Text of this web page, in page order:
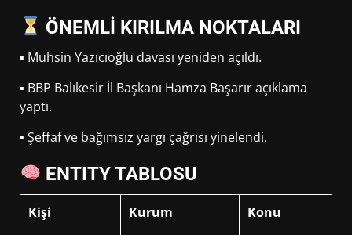
ÖNEMLİ KIRILMA NOKTALARI
▪ Muhsin Yazıcıoğlu davası yeniden açıldı.
▪ BBP Balıkesir İl Başkanı Hamza Başarır açıklama
yaptı.
▪ Şeffaf ve bağımsız yargı çağrısı yinelendi.
ENTITY TABLOSU
Kişi Kurum Konu